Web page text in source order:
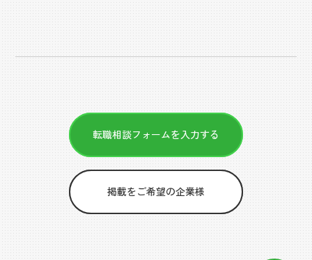
転職相談フォームを入力する
掲載をご希望の企業様